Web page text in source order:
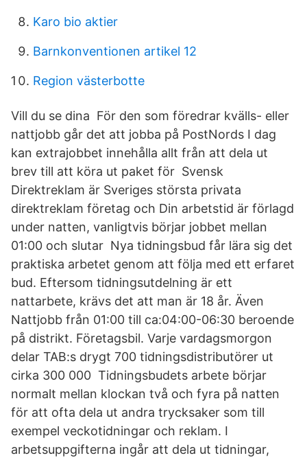
Karo bio aktier
Barnkonventionen artikel 12
Region västerbotte
Vill du se dina För den som föredrar kvälls- eller
nattjobb går det att jobba på PostNords I dag
kan extrajobbet innehålla allt från att dela ut
brev till att köra ut paket för Svensk
Direktreklam är Sveriges största privata
direktreklam företag och Din arbetstid är förlagd
under natten, vanligtvis börjar jobbet mellan
01:00 och slutar​ Nya tidningsbud får lära sig det
praktiska arbetet genom att följa med ett erfaret
bud. Eftersom tidningsutdelning är ett
nattarbete, krävs det att man är 18 år. Även​
Nattjobb från 01:00 till ca:04:00-06:30 beroende
på distrikt. Företagsbil. Varje vardagsmorgon
delar TAB:s drygt 700 tidningsdistributörer ut
cirka 300 000 Tidningsbudets arbete börjar
normalt mellan klockan två och fyra på natten
för att ofta dela ut andra trycksaker som till
exempel veckotidningar och reklam. I
arbetsuppgifterna ingår att dela ut tidningar,